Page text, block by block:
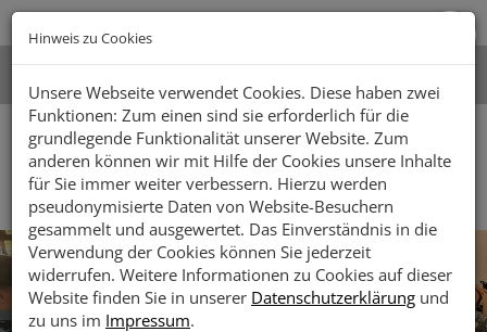
Zur
Hauptnavigation
Zum
Inhalt
Zum
Footer
FacebookInstagramLinkedInYoutubeSuche
Toggle
Hinweis zu Cookies
Unsere Webseite verwendet Cookies. Diese haben zwei
Funktionen: Zum einen sind sie erforderlich für die
grundlegende Funktionalität unserer Website. Zum
anderen können wir mit Hilfe der Cookies unsere Inhalte
für Sie immer weiter verbessern. Hierzu werden
pseudonymisierte Daten von Website-Besuchern
gesammelt und ausgewertet. Das Einverständnis in die
Verwendung der Cookies können Sie jederzeit
widerrufen. Weitere Informationen zu Cookies auf dieser
Website finden Sie in unserer Datenschutzerklärung und
zu uns im Impressum.